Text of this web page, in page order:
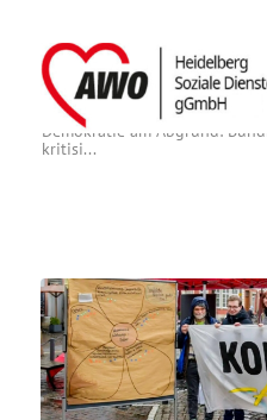
Startseite
Demokratie am Abgrund:
kritisi...